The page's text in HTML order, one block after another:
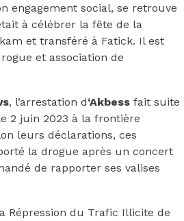
engagement social, se retrouve
à célébrer la fête de la
et transféré à Fatick. Il est
et association de
, l’arrestation d‘Akbess fait suite
2 juin 2023 à la frontière
leurs déclarations, ces
la drogue après un concert
de rapporter ses valises
Répression du Trafic Illicite de